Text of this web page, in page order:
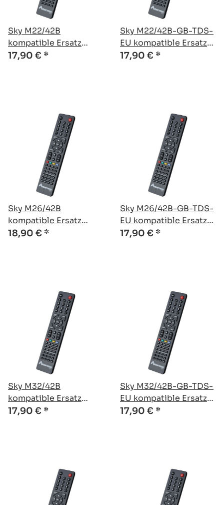
Sky M22/42B
kompatible Ersatz
Fernbedienung
17,90 € *
Sky M22/42B-GB-TDS-
EU kompatible Ersatz
Fernbedienung
17,90 € *
Sky M26/42B
kompatible Ersatz
Fernbedienung
18,90 € *
Sky M26/42B-GB-TDS-
EU kompatible Ersatz
Fernbedienung
17,90 € *
Sky M32/42B
kompatible Ersatz
Fernbedienung
17,90 € *
Sky M32/42B-GB-TDS-
EU kompatible Ersatz
Fernbedienung
17,90 € *